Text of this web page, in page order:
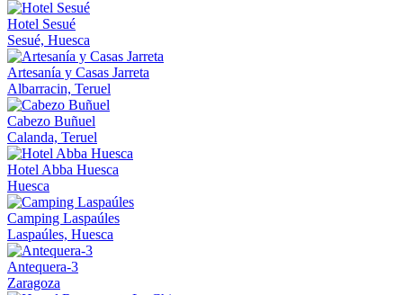
Hotel Sesué
Sesué, Huesca
Artesanía y Casas Jarreta
Albarracin, Teruel
Cabezo Buñuel
Calanda, Teruel
Hotel Abba Huesca
Huesca
Camping Laspaúles
Laspaúles, Huesca
Antequera-3
Zaragoza